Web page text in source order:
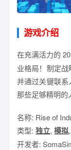
游戏介绍
在充满活力的
业格局！制定战
并通过关键联
那些足够精明的
名称: Rise of
类型: 独立, 模拟,
开发者: